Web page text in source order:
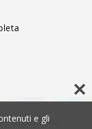
dei cookies.
e gli